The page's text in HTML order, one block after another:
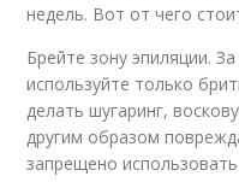
недель. Вот от чего
Брейте зону эпиляции.
используйте только
делать шугаринг,
другим образом
запрещено